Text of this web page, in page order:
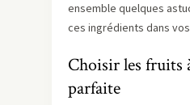
ensemble quelques
ces ingrédients dans
Choisir les fruits
parfaite